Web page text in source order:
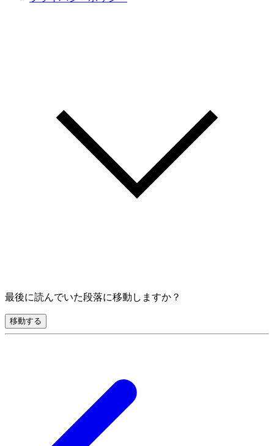
最後に読んでいた段落に移動しますか？
移動する